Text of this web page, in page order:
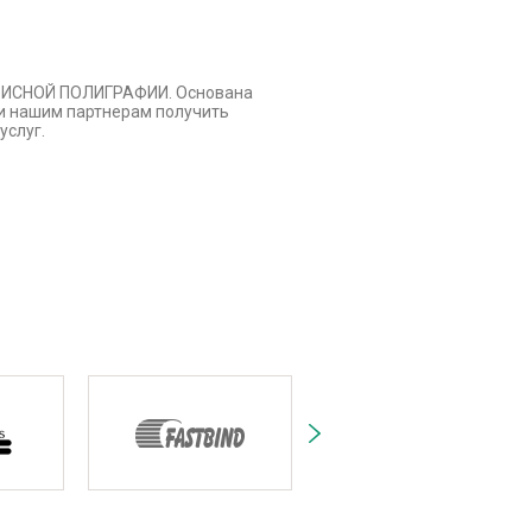
ПОЛИГРАФИИ. Основана
нашим партнерам получить